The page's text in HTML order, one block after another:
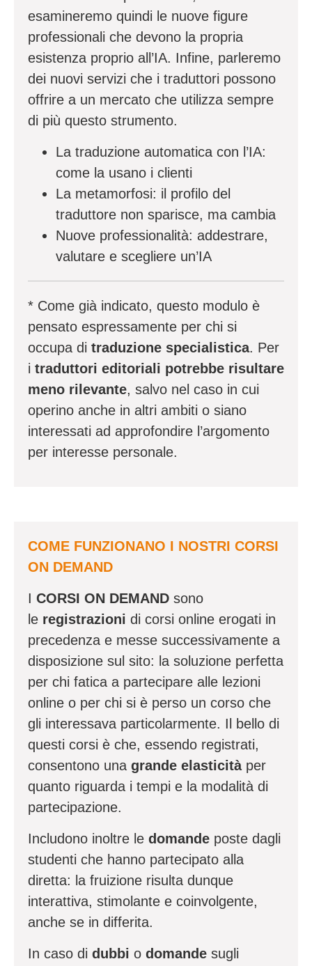
esamineremo quindi le nuove figure
professionali che devono la propria
esistenza proprio all’IA. Infine, parleremo
dei nuovi servizi che i traduttori possono
offrire a un mercato che utilizza sempre
di più questo strumento.
La traduzione automatica con l’IA:
come la usano i clienti
La metamorfosi: il profilo del
traduttore non sparisce, ma cambia
Nuove professionalità: addestrare,
valutare e scegliere un’IA
* Come già indicato, questo modulo è
pensato espressamente per chi si
occupa di traduzione specialistica. Per
i traduttori editoriali potrebbe risultare
meno rilevante, salvo nel caso in cui
operino anche in altri ambiti o siano
interessati ad approfondire l’argomento
per interesse personale.
COME FUNZIONANO I NOSTRI CORSI
ON DEMAND
I CORSI ON DEMAND sono
le registrazioni di corsi online erogati in
precedenza e messe successivamente a
disposizione sul sito: la soluzione perfetta
per chi fatica a partecipare alle lezioni
online o per chi si è perso un corso che
gli interessava particolarmente. Il bello di
questi corsi è che, essendo registrati,
consentono una grande elasticitàper
quanto riguarda i tempi e la modalità di
partecipazione.
Includono inoltre le domande poste dagli
studenti che hanno partecipato alla
diretta: la fruizione risulta dunque
interattiva, stimolante e coinvolgente,
anche se in differita.
In caso di dubbi o domande sugli